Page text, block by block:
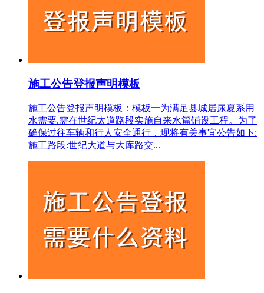
施工公告登报声明模板
施工公告登报声明模板：模板一为满足县城居尿夏系用
水需要.需在世纪太道路段实施自来水篇铺设工程。为了
确保过往车辆和行人安全通行，现将有关事宜公告如下:
施工路段:世纪大道与大库路交...